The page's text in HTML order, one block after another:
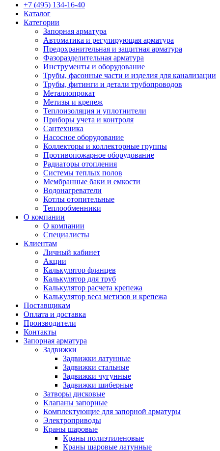
+7 (495) 134-16-40
Каталог
Категории
Запорная арматура
Автоматика и регулирующая арматура
Предохранительная и защитная арматура
Фазоразделительная арматура
Инструменты и оборудование
Трубы, фасонные части и изделия для канализации
Трубы, фитинги и детали трубопроводов
Металлопрокат
Метизы и крепеж
Теплоизоляция и уплотнители
Приборы учета и контроля
Сантехника
Насосное оборудование
Коллекторы и коллекторные группы
Противопожарное оборудование
Радиаторы отопления
Системы теплых полов
Мембранные баки и емкости
Водонагреватели
Котлы отопительные
Теплообменники
О компании
О компании
Специалисты
Клиентам
Личный кабинет
Акции
Калькулятор фланцев
Калькулятор для труб
Калькулятор расчета крепежа
Калькулятор веса метизов и крепежа
Поставщикам
Оплата и доставка
Производители
Контакты
Запорная арматура
Задвижки
Задвижки латунные
Задвижки стальные
Задвижки чугунные
Задвижки шиберные
Затворы дисковые
Клапаны запорные
Комплектующие для запорной арматуры
Электроприводы
Краны шаровые
Краны полиэтиленовые
Краны шаровые латунные